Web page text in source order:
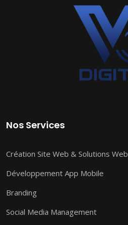
Nos Services
Création Site Web & Solutions Web
Développement App Mobile
Branding
Social Media Management